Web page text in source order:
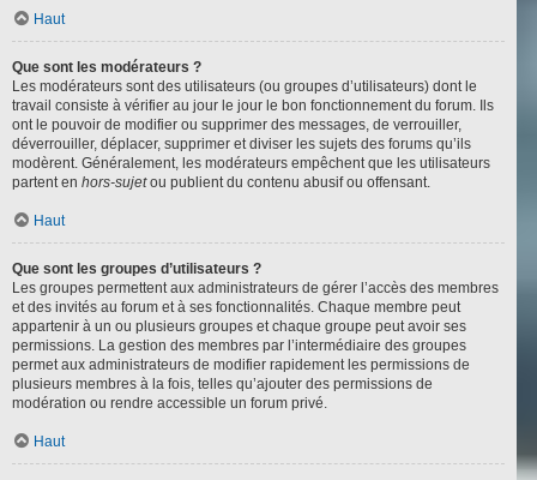
Haut
Que sont les modérateurs ?
Les modérateurs sont des utilisateurs (ou groupes d’utilisateurs) dont le
travail consiste à vérifier au jour le jour le bon fonctionnement du forum. Ils
ont le pouvoir de modifier ou supprimer des messages, de verrouiller,
déverrouiller, déplacer, supprimer et diviser les sujets des forums qu’ils
modèrent. Généralement, les modérateurs empêchent que les utilisateurs
partent en hors-sujetou publient du contenu abusif ou offensant.
Haut
Que sont les groupes d’utilisateurs ?
Les groupes permettent aux administrateurs de gérer l’accès des membres
et des invités au forum et à ses fonctionnalités. Chaque membre peut
appartenir à un ou plusieurs groupes et chaque groupe peut avoir ses
permissions. La gestion des membres par l’intermédiaire des groupes
permet aux administrateurs de modifier rapidement les permissions de
plusieurs membres à la fois, telles qu’ajouter des permissions de
modération ou rendre accessible un forum privé.
Haut